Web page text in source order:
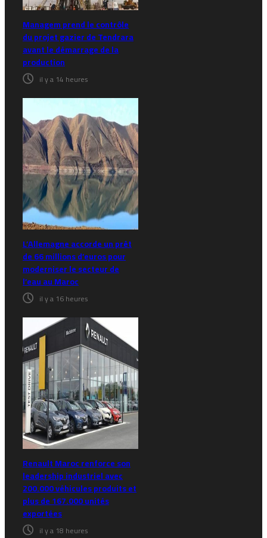
Managem prend le contrôle
du projet gazier de Tendrara
avant le démarrage de la
production
il y a 14 heures
L’Allemagne accorde un prêt
de 66 millions d’euros pour
moderniser le secteur de
l’eau au Maroc
il y a 16 heures
Renault Maroc renforce son
leadership industriel avec
200.000 véhicules produits et
plus de 167.000 unités
exportées
il y a 18 heures